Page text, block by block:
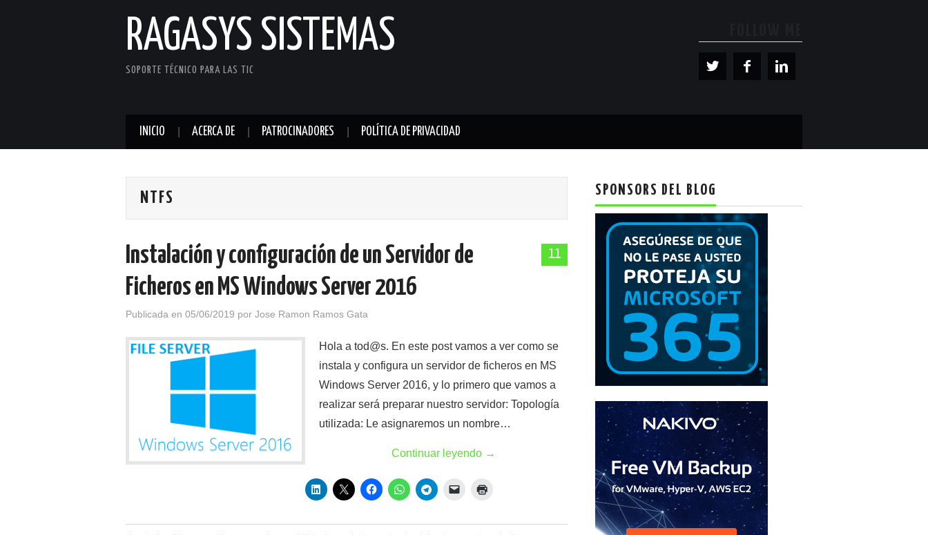
RAGASYS SISTEMAS
SOPORTE TÉCNICO PARA LAS TIC
INICIO ACERCA DE PATROCINADORES POLÍTICA DE PRIVACIDAD
NTFS
11
Instalación y configuración de un Servidor de
Ficheros en MS Windows Server 2016
Publicada en 05/06/2019 por Jose Ramon Ramos Gata
Hola a tod@s. En este post vamos a ver como se
instala y configura un servidor de ficheros en MS
Windows Server 2016, y lo primero que vamos a
realizar será preparar nuestro servidor: Topología
utilizada: Le asignaremos un nombre…
Continuar leyendo →
SPONSORS DEL BLOG